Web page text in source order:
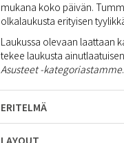
mukana koko päivän.
olkalaukusta erityisen
Laukussa olevaan laattaan
tekee laukusta
Asusteet -kategoriastamme.
ERITELMÄ
LAYOUT